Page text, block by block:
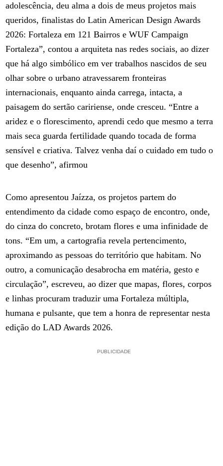
adolescência, deu alma a dois de meus projetos mais
queridos, finalistas do Latin American Design Awards
2026: Fortaleza em 121 Bairros e WUF Campaign
Fortaleza”, contou a arquiteta nas redes sociais, ao dizer
que há algo simbólico em ver trabalhos nascidos de seu
olhar sobre o urbano atravessarem fronteiras
internacionais, enquanto ainda carrega, intacta, a
paisagem do sertão caririense, onde cresceu. “Entre a
aridez e o florescimento, aprendi cedo que mesmo a terra
mais seca guarda fertilidade quando tocada de forma
sensível e criativa. Talvez venha daí o cuidado em tudo o
que desenho”, afirmou
Como apresentou Jaízza, os projetos partem do
entendimento da cidade como espaço de encontro, onde,
do cinza do concreto, brotam flores e uma infinidade de
tons. “Em um, a cartografia revela pertencimento,
aproximando as pessoas do território que habitam. No
outro, a comunicação desabrocha em matéria, gesto e
circulação”, escreveu, ao dizer que mapas, flores, corpos
e linhas procuram traduzir uma Fortaleza múltipla,
humana e pulsante, que tem a honra de representar nesta
edição do LAD Awards 2026.
PUBLICIDADE